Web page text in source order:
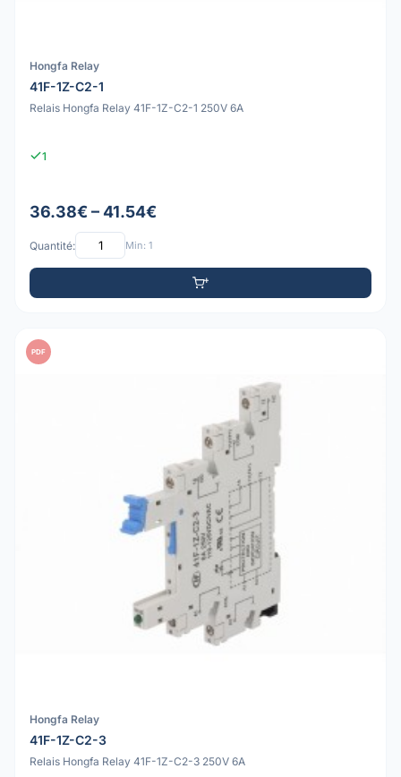
Hongfa Relay
41F-1Z-C2-1
Relais Hongfa Relay 41F-1Z-C2-1 250V 6A
1
36.38€ – 41.54€
Quantité: Min: 1
PDF
Hongfa Relay
41F-1Z-C2-3
Relais Hongfa Relay 41F-1Z-C2-3 250V 6A